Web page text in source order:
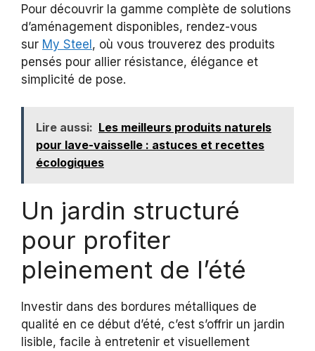
Pour découvrir la gamme complète de solutions
d’aménagement disponibles, rendez-vous
sur My Steel , où vous trouverez des produits
pensés pour allier résistance, élégance et
simplicité de pose.
Lire aussi: Les meilleurs produits naturels
pour lave-vaisselle : astuces et recettes
écologiques
Un jardin structuré
pour profiter
pleinement de l’été
Investir dans des bordures métalliques de
qualité en ce début d’été, c’est s’offrir un jardin
lisible, facile à entretenir et visuellement